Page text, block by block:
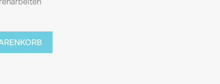
Rolling Stone